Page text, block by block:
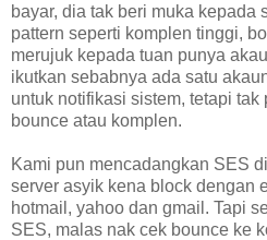
bayar, dia tak beri muka kepada
pattern seperti komplen tinggi,
merujuk kepada tuan punya
ikutkan sebabnya ada satu
untuk notifikasi sistem, tetapi tak
bounce atau komplen.
Kami pun mencadangkan SES
server asyik kena block dengan
hotmail, yahoo dan gmail. Tapi
SES, malas nak cek bounce ke